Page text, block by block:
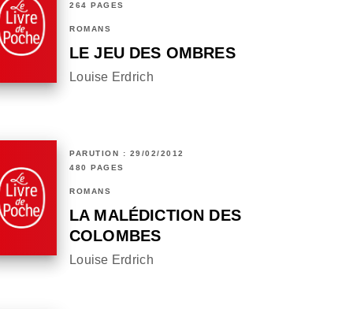
264 PAGES
ROMANS
LE JEU DES OMBRES
Louise Erdrich
PARUTION : 29/02/2012
480 PAGES
ROMANS
LA MALÉDICTION DES
COLOMBES
Louise Erdrich